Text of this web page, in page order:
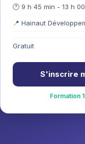
🕐 9 h 45 min - 13 h
📍 Hainaut
Gratuit
S'inscrire
Formation